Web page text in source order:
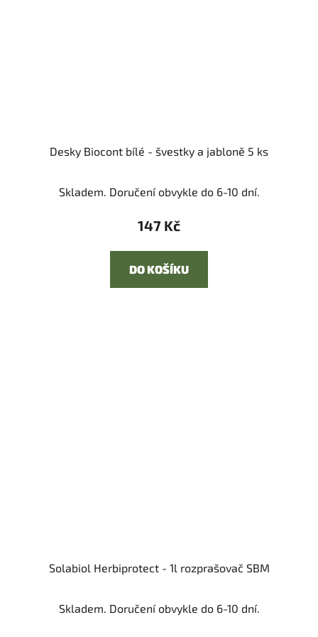
Desky Biocont bílé - švestky a jabloně 5 ks
Skladem. Doručení obvykle do 6-10 dní.
147 Kč
DO KOŠÍKU
Solabiol Herbiprotect - 1l rozprašovač SBM
Skladem. Doručení obvykle do 6-10 dní.